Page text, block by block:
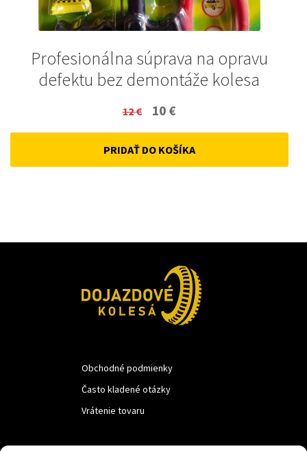
Profesionálna súprava na opravu
defektu bez demontáže kolesa
12€
Original
price
was:
10 €
price
is:
PRIDAŤ DO KOŠÍKA
Obchodné podmienky
Často kladené otázky
Vrátenie tovaru